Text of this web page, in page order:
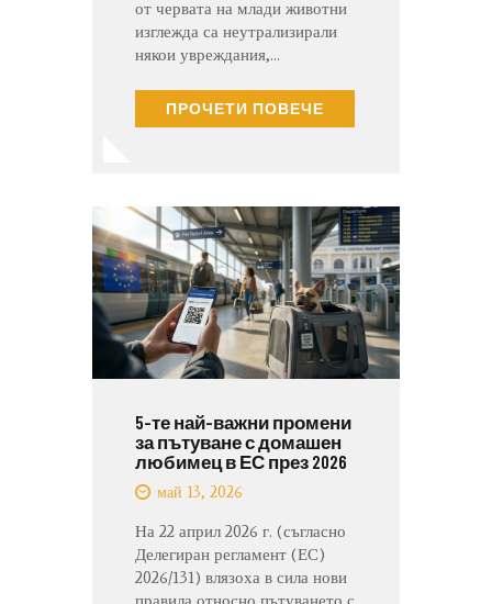
от червата на млади животни
изглежда са неутрализирали
някои увреждания,…
ПРОЧЕТИ ПОВЕЧЕ
5-те най-важни промени
за пътуване с домашен
любимец в ЕС през 2026
май 13, 2026
На 22 април 2026 г. (съгласно
Делегиран регламент (ЕС)
2026/131) влязоха в сила нови